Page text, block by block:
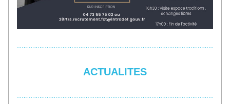
ACTUALITES